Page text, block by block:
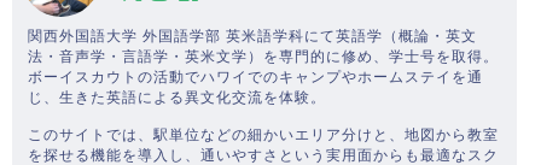
関西外国語大学 外国語学部 英米語学科にて英語学（概論・英文
法・音声学・言語学・英米文学）を専門的に修め、学士号を取得。
ボーイスカウトの活動でハワイでのキャンプやホームステイを通
じ、生きた英語による異文化交流を体験。
このサイトでは、駅単位などの細かいエリア分けと、地図から教室
を探せる機能を導入し、通いやすさという実用面からも最適なスク